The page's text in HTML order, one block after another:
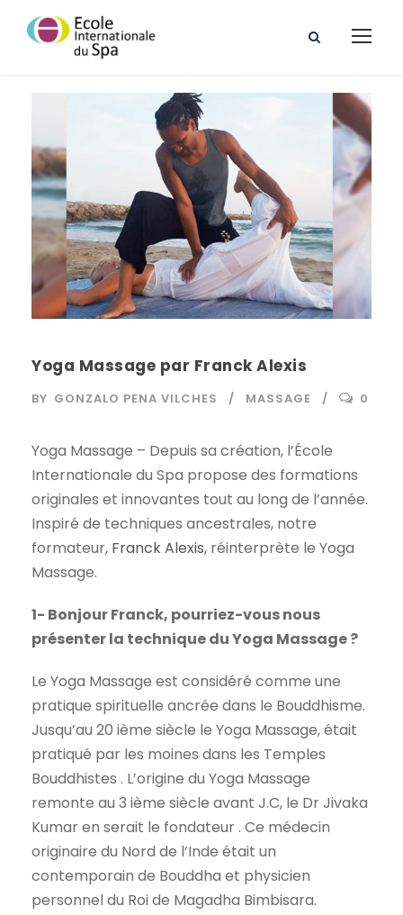
Yoga Massage par Franck Alexis
BY GONZALO PENA VILCHES MASSAGE 0
Yoga Massage – Depuis sa création, l’École
Internationale du Spa propose des formations
originales et innovantes tout au long de l’année.
Inspiré de techniques ancestrales, notre
formateur, Franck Alexis, réinterprète le Yoga
Massage.
1- Bonjour Franck, pourriez-vous nous
présenter la technique du Yoga Massage ?
Le Yoga Massage est considéré comme une
pratique spirituelle ancrée dans le Bouddhisme.
Jusqu’au 20 ième siècle le Yoga Massage, était
pratiqué par les moines dans les Temples
Bouddhistes . L’origine du Yoga Massage
remonte au 3 ième siècle avant J.C, le Dr Jivaka
Kumar en serait le fondateur . Ce médecin
originaire du Nord de l’Inde était un
contemporain de Bouddha et physicien
personnel du Roi de Magadha Bimbisara.